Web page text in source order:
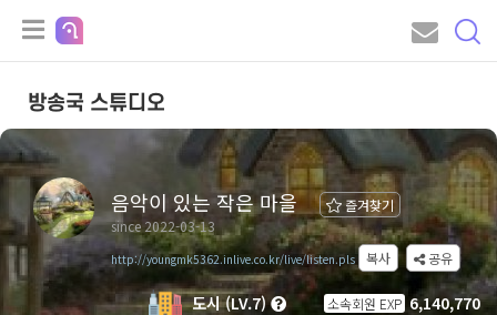
방송국 스튜디오
음악이 있는 작은 마을
즐겨찾기
since 2022-03-13
http://youngmk5362.inlive.co.kr/live/listen.pls 복사 공유
도시 (LV.7) 소속회원 EXP 6,140,770